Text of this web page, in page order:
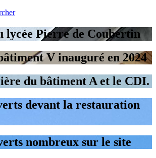
lycée Pierre de Coubertin
V inauguré en 2024
du bâtiment A et le CDI.
devant la restauration
nombreux sur le site